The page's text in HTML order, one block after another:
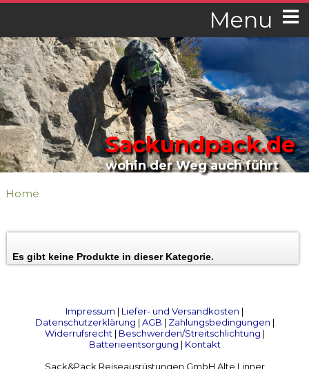
Menu
Sackundpack.de
wohin der Weg auch führt
Home
Es gibt keine Produkte in dieser Kategorie.
Impressum | Liefer- und Versandkosten |
Datenschutzerklärung | AGB | Zahlungsbedingungen |
Widerrufsrecht | Beschwerden/Streitschlichtung |
Batterieentsorgung | Kontakt
Sack&Pack Reiseausrüstungen GmbH Alte Linner